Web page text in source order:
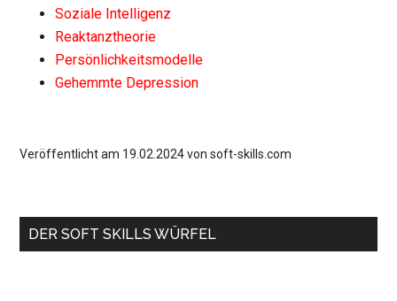
Soziale Intelligenz
Reaktanztheorie
Persönlichkeitsmodelle
Gehemmte Depression
Veröffentlicht am 19.02.2024 von soft-skills.com
Haupt-
DER SOFT SKILLS WÜRFEL